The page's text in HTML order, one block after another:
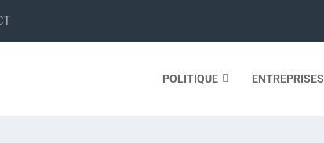
POLITIQUE ENTREPRISES